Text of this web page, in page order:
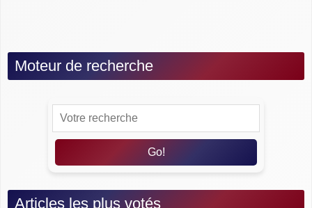
Moteur de recherche
Go!
Articles les plus votés